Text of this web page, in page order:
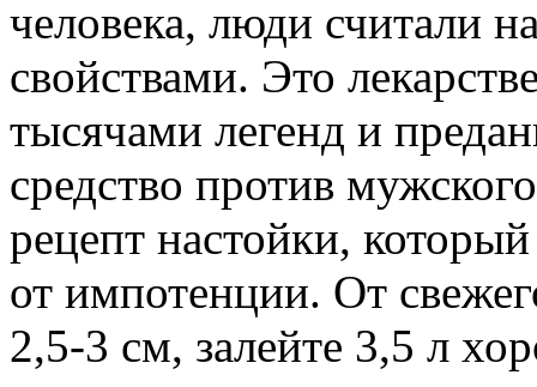
человека, люди считали
свойствами. Это
тысячами легенд и
средство против
рецепт настойки,
от импотенции. От
2,5-3 см, залейте 3,5 л